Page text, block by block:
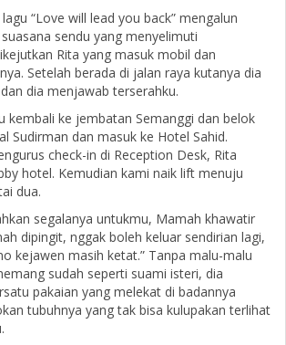
“Love will lead you back” mengalun
sendu yang menyelimuti
Rita yang masuk mobil dan
Setelah berada di jalan raya kutanya dia
dia menjawab terserahku.
kembali ke jembatan Semanggi dan belok
Sudirman dan masuk ke Hotel Sahid.
check-in di Reception Desk, Rita
hotel. Kemudian kami naik lift menuju
dua.
segalanya untukmu, Mamah khawatir
dipingit, nggak boleh keluar sendirian lagi,
kejawen masih ketat.” Tanpa malu-malu
sudah seperti suami isteri, dia
pakaian yang melekat di badannya
tubuhnya yang tak bisa kulupakan terlihat